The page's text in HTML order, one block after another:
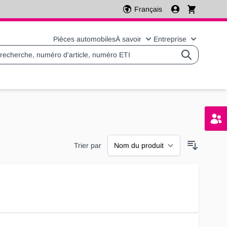
Français
Pièces automobilesÀ savoir
Basculer le sous-
Entreprise
Basculer
Trier par